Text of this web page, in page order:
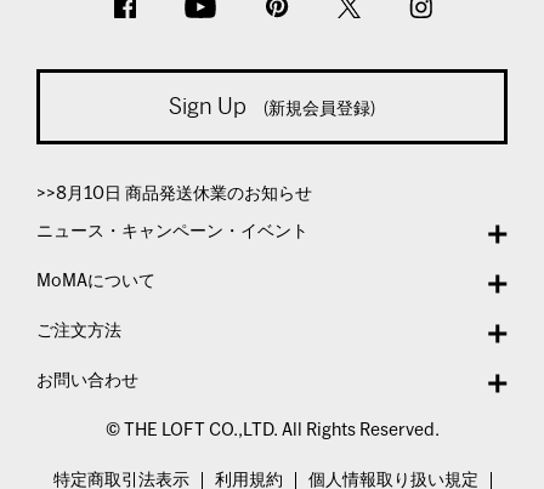
Sign Up (新規会員登録)
>>8月10日 商品発送休業のお知らせ
ニュース・キャンペーン・イベント
MoMAについて
ご注文方法
お問い合わせ
© THE LOFT CO.,LTD. All Rights Reserved.
特定商取引法表示 利用規約 個人情報取り扱い規定